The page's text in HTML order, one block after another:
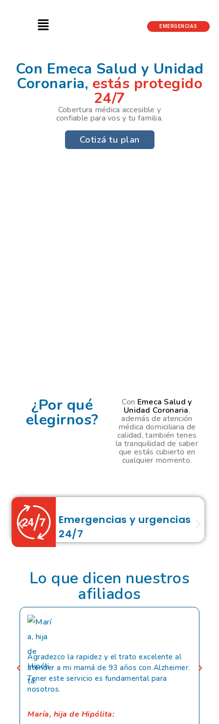
EMERGENCIAS
Con Emeca Salud y Unidad
Coronaria, estás protegido
24/7
Cobertura médica accesible y
confiable para vos y tu familia.
Cotizá tu plan
¿Por qué
elegirnos?
Con Emeca Salud y
Unidad Coronaria,
además de atención
médica domiciliaria de
calidad, también tenes
la tranquilidad de saber
que estás cubierto en
cualquier momento.
Emergencias y urgencias
24/7
Lo que dicen nuestros
afiliados
Agradezco la rapidez y el trato excelente al
atender a mi mamá de 93 años con Alzheimer.
Tener este servicio es fundamental para
nosotros.
María, hija de Hipólita: